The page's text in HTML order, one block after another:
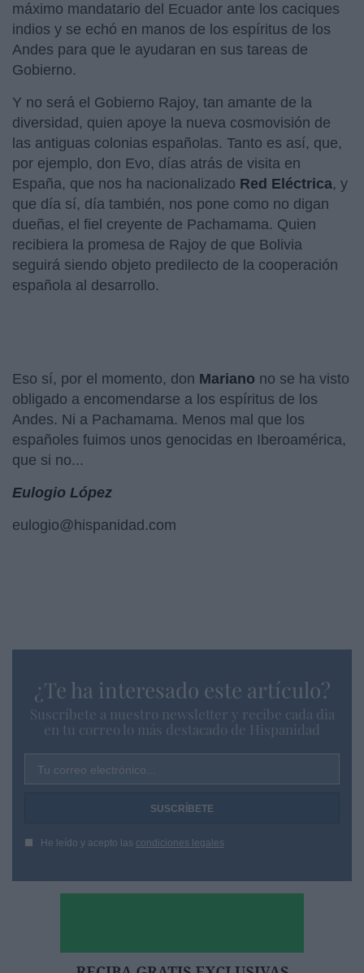
máximo mandatario del Ecuador ante los caciques
indios y se echó en manos de los espíritus de los
Andes para que le ayudaran en sus tareas de
Gobierno.
Y no será el Gobierno Rajoy, tan amante de la
diversidad, quien apoye la nueva cosmovisión de
las antiguas colonias españolas. Tanto es así, que,
por ejemplo, don Evo, días atrás de visita en
España, que nos ha nacionalizado Red Eléctrica, y
que día sí, día también, nos pone como no digan
dueñas, el fiel creyente de Pachamama. Quien
recibiera la promesa de Rajoy de que Bolivia
seguirá siendo objeto predilecto de la cooperación
española al desarrollo.
Eso sí, por el momento, don Mariano no se ha visto
obligado a encomendarse a los espíritus de los
Andes. Ni a Pachamama. Menos mal que los
españoles fuimos unos genocidas en Iberoamérica,
que si no...
Eulogio López
eulogio@hispanidad.com
¿Te ha interesado este artículo?
Suscríbete a nuestro newsletter y recibe cada dia
en tu correo lo más destacado de Hispanidad
Tu correo electrónico...
He leído y acepto las condiciones legales